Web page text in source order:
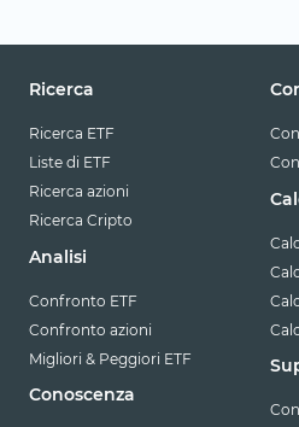
Ricerca
Ricerca ETF
Liste di ETF
Ricerca azioni
Ricerca Cripto
Analisi
Confronto ETF
Confronto azioni
Migliori & Peggiori ETF
Conoscenza